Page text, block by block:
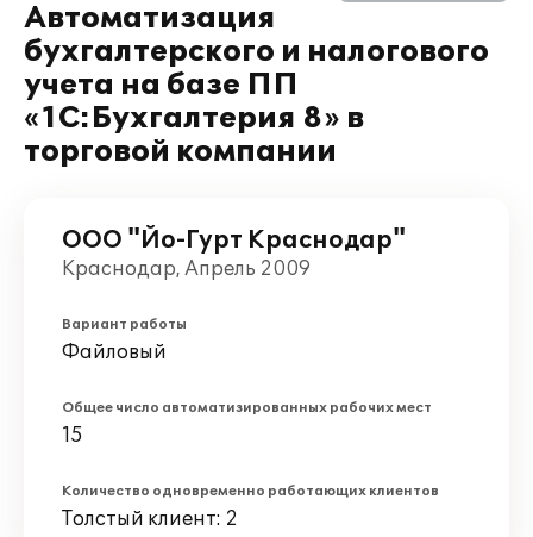
Автоматизация
бухгалтерского и налогового
учета на базе ПП
«1С:Бухгалтерия 8» в
торговой компании
ООО "Йо-Гурт Краснодар"
Краснодар, Апрель 2009
Вариант работы
Файловый
Общее число автоматизированных рабочих мест
15
Количество одновременно работающих клиентов
Толстый клиент: 2